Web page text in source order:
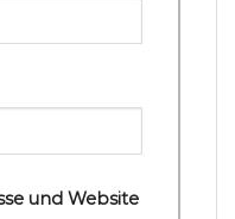
und Website